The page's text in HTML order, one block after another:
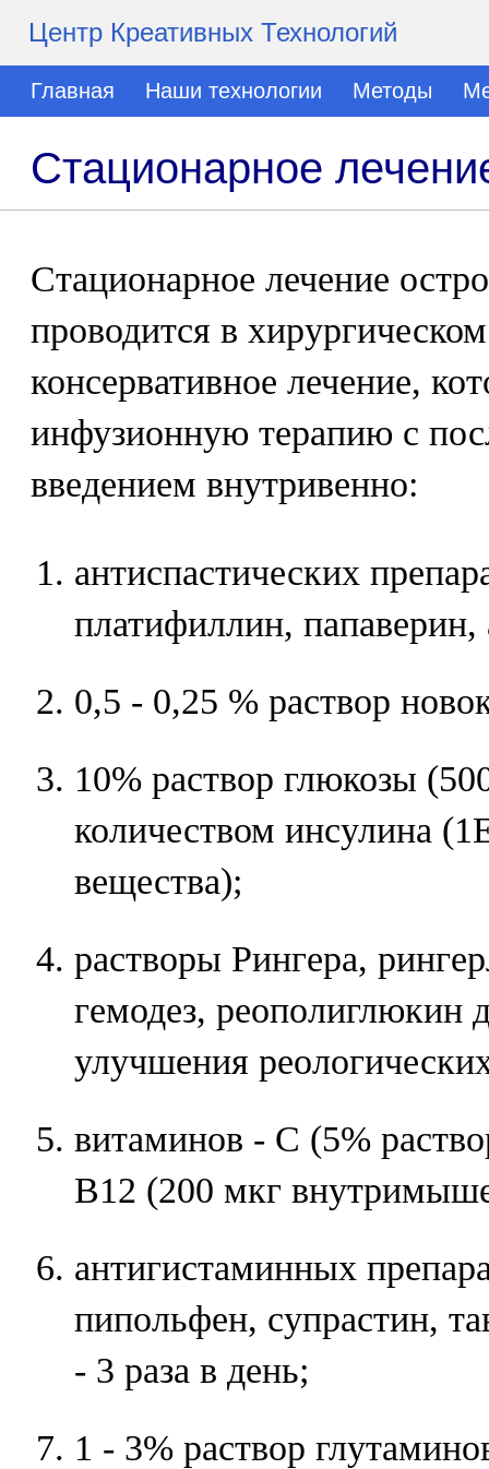
Центр Креативных Технологий
Главная Наши технологии Методы
Стационарное
Стационарное лечение
проводится в
консервативное лечение,
инфузионную терапию с
введением внутривенно:
антиспастических
платифиллин, папаверин,
0,5 - 0,25 % раствор
10% раствор глюкозы
количеством инсулина
вещества);
растворы Рингера,
гемодез, реополиглюкин
улучшения
витаминов - С (5%
B12 (200 мкг
антигистаминных
пипольфен, супрастин,
- 3 раза в день;
1 - 3% раствор